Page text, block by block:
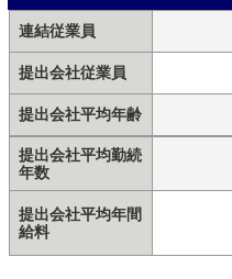
連結従業員
提出会社従業員
提出会社平均年齢
提出会社平均勤続
年数
提出会社平均年間
給料